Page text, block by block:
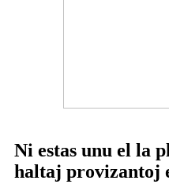
Ni estas unu el la
haltaj provizantoj